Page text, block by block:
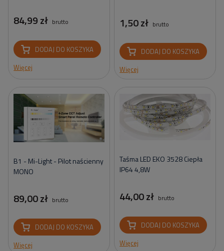
84,99 zł brutto
DODAJ DO KOSZYKA
Więcej
1,50 zł brutto
DODAJ DO KOSZYKA
Więcej
B1 - Mi-Light - Pilot naścienny
MONO
89,00 zł brutto
DODAJ DO KOSZYKA
Więcej
Taśma LED EKO 3528 Ciepła
IP64 4,8W
44,00 zł brutto
DODAJ DO KOSZYKA
Więcej